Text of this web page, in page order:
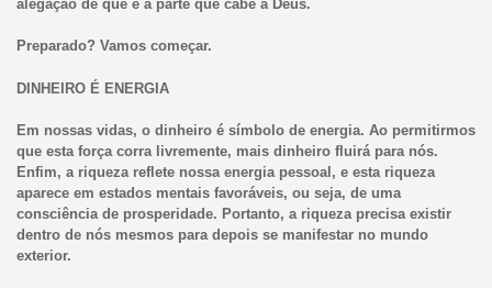
alegação de que é a parte que cabe a Deus.
Preparado? Vamos começar.
DINHEIRO É ENERGIA
Em nossas vidas, o dinheiro é símbolo de energia. Ao permitirmos
que esta força corra livremente, mais dinheiro fluirá para nós.
Enfim, a riqueza reflete nossa energia pessoal, e esta riqueza
aparece em estados mentais favoráveis, ou seja, de uma
consciência de prosperidade. Portanto, a riqueza precisa existir
dentro de nós mesmos para depois se manifestar no mundo
exterior.